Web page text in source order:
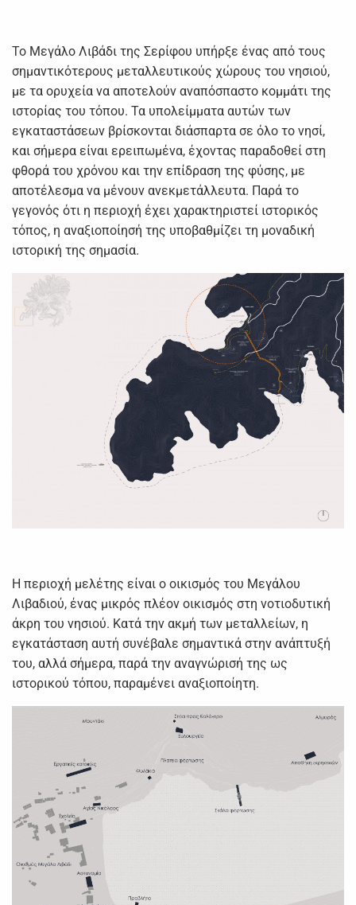
Το Μεγάλο Λιβάδι της Σερίφου υπήρξε ένας από τους
σημαντικότερους μεταλλευτικούς χώρους του νησιού,
με τα ορυχεία να αποτελούν αναπόσπαστο κομμάτι της
ιστορίας του τόπου. Τα υπολείμματα αυτών των
εγκαταστάσεων βρίσκονται διάσπαρτα σε όλο το νησί,
και σήμερα είναι ερειπωμένα, έχοντας παραδοθεί στη
φθορά του χρόνου και την επίδραση της φύσης, με
αποτέλεσμα να μένουν ανεκμετάλλευτα. Παρά το
γεγονός ότι η περιοχή έχει χαρακτηριστεί ιστορικός
τόπος, η αναξιοποίησή της υποβαθμίζει τη μοναδική
ιστορική της σημασία.
Η περιοχή μελέτης είναι ο οικισμός του Μεγάλου
Λιβαδιού, ένας μικρός πλέον οικισμός στη νοτιοδυτική
άκρη του νησιού. Κατά την ακμή των μεταλλείων, η
εγκατάσταση αυτή συνέβαλε σημαντικά στην ανάπτυξή
του, αλλά σήμερα, παρά την αναγνώρισή της ως
ιστορικού τόπου, παραμένει αναξιοποίητη.